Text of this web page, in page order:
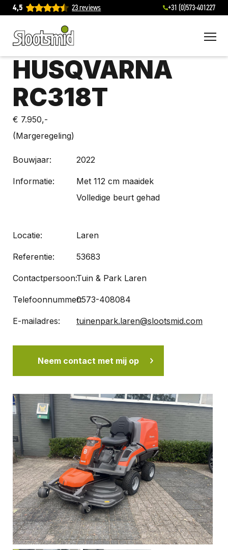
4,5 23 reviews +31 (0)573-401227
HUSQVARNA
RC318T
€ 7.950,-
(Margeregeling)
Bouwjaar: 2022
Informatie:
Met 112 cm maaidek
Volledige beurt gehad
Locatie: Laren
Referentie: 53683
Contactpersoon:Tuin & Park Laren
Telefoonnummer:0573-408084
E-mailadres: tuinenpark.laren@slootsmid.com
Neem contact met mij op